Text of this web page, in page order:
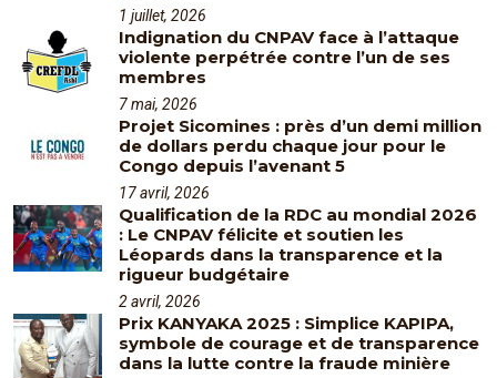
1 juillet, 2026
Indignation du CNPAV face à l’attaque
violente perpétrée contre l’un de ses
membres
7 mai, 2026
Projet Sicomines : près d’un demi million
de dollars perdu chaque jour pour le
Congo depuis l’avenant 5
17 avril, 2026
Qualification de la RDC au mondial 2026
: Le CNPAV félicite et soutien les
Léopards dans la transparence et la
rigueur budgétaire
2 avril, 2026
Prix KANYAKA 2025 : Simplice KAPIPA,
symbole de courage et de transparence
dans la lutte contre la fraude minière